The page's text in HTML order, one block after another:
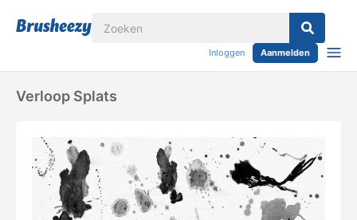
Inloggen Aanmelden
Verloop Splats